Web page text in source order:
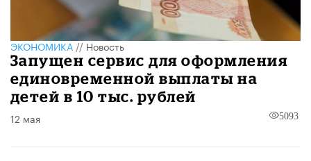
ЭКОНОМИКА//Новость
Запущен сервис для оформления
единовременной выплаты на
детей в 10 тыс. рублей
12 мая 5093